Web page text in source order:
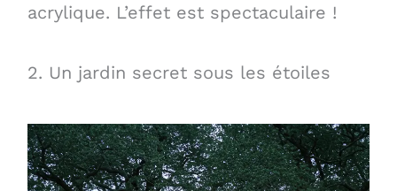
acrylique. L’effet est spectaculaire !
2. Un jardin secret sous les étoiles